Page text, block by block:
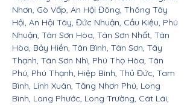
Nhơn, Gò Vấp, An Hội Đông, Thông Tây
Hội, An Hội Tây, Đức Nhuận, Cầu Kiệu, Phú
Nhuận, Tân Sơn Hòa, Tân Sơn Nhất, Tân
Hòa, Bảy Hiền, Tân Bình, Tân Sơn, Tây
Thạnh, Tân Sơn Nhì, Phú Thọ Hòa, Tân
Phú, Phú Thạnh, Hiệp Bình, Thủ Đức, Tam
Bình, Linh Xuân, Tăng Nhơn Phú, Long
Bình, Long Phước, Long Trường, Cát Lái,